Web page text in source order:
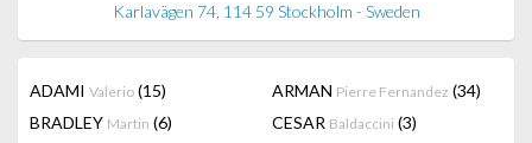
Karlavägen 74, 114 59 Stockholm - Sweden
ADAMI Valerio (15) ARMAN Pierre Fernandez (34)
BRADLEY Martin (6) CESAR Baldaccini (3)